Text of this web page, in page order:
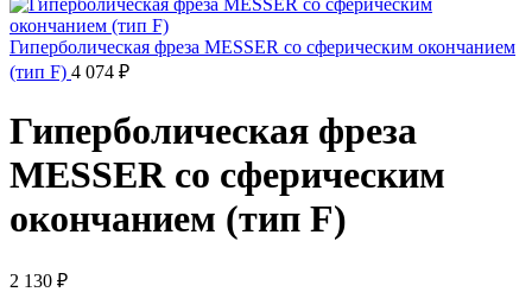
Гиперболическая фреза MESSER со сферическим окончанием
(тип F) 4 074 ₽
Гиперболическая фреза
MESSER со сферическим
окончанием (тип F)
2 130 ₽